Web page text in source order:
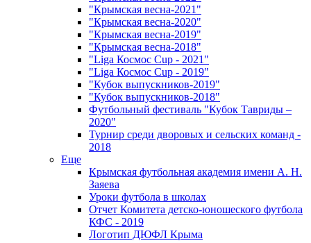
"Крымская весна-2021"
"Крымская весна-2020"
"Крымская весна-2019"
"Крымская весна-2018"
"Liga Космос Cup - 2021"
"Liga Космос Cup - 2019"
"Кубок выпускников-2019"
"Кубок выпускников-2018"
Футбольный фестиваль "Кубок Тавриды –
2020"
Турнир среди дворовых и сельских команд -
2018
Еще
Крымская футбольная академия имени А. Н.
Заяева
Уроки футбола в школах
Отчет Комитета детско-юношеского футбола
КФС - 2019
Логотип ДЮФЛ Крыма